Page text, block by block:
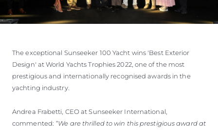
The exceptional Sunseeker 100 Yacht wins 'Best Exterior
Design' at World Yachts Trophies 2022, one of the most
prestigious and internationally recognised awards in the
yachting industry.
Andrea Frabetti, CEO at Sunseeker International,
commented: “We are thrilled to win this prestigious award at